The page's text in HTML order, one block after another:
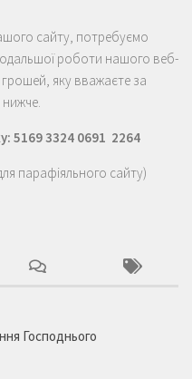
сайту, потребуємо
роботи нашого веб-
грошей, яку вважаєте за
5169 3324 0691 2264
парафіяльного сайту)
Господнього